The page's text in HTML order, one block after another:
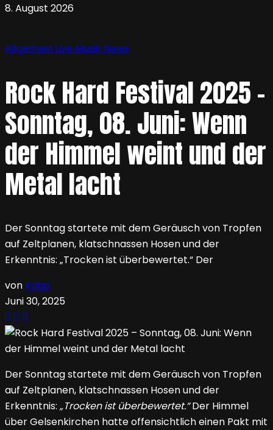
8. August 2026
Allgemein Live Musik News
Rock Hard Festival 2025 –
Sonntag, 08. Juni: Wenn
der Himmel weint und der
Metal lacht
Der Sonntag startete mit dem Geräusch von Tropfen
auf Zeltplanen, klatschnassen Hosen und der
Erkenntnis: „Trocken ist überbewertet.“ Der
von Katja
Juni 30, 2025
Der Sonntag startete mit dem Geräusch von Tropfen
auf Zeltplanen, klatschnassen Hosen und der
Erkenntnis: „Trocken ist überbewertet.“Der Himmel
über Gelsenkirchen hatte offensichtlich einen Pakt mit